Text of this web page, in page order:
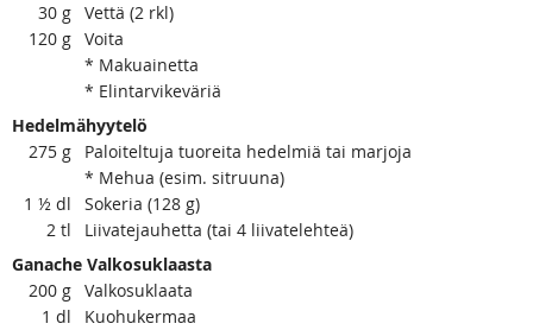
30 g Vettä (2 rkl)
120 g Voita
* Makuainetta
* Elintarvikeväriä
Hedelmähyytelö
275 g
Paloiteltuja tuoreita hedelmiä tai marjoja
* Mehua (esim. sitruuna)
1 ½ dl
Sokeria (128 g)
2 tl
Liivatejauhetta (tai 4 liivatelehteä)
Ganache Valkosuklaasta
200 g Valkosuklaata
1 dl
Kuohukermaa